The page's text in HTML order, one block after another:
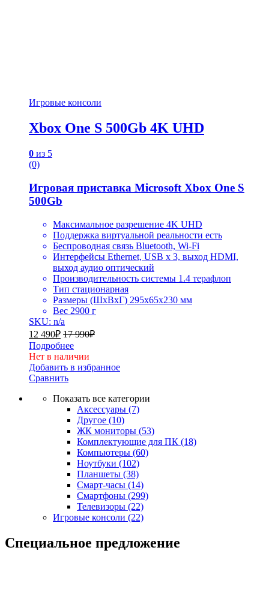
Игровые консоли
Xbox One S 500Gb 4K UHD
0 из 5
(0)
Игровая приставка Microsoft Xbox One S
500Gb
Максимальное разрешение 4K UHD
Поддержка виртуальной реальности есть
Беспроводная связь Bluetooth, Wi-Fi
Интерфейсы Ethernet, USB x 3, выход HDMI,
выход аудио оптический
Производительность системы 1.4 терафлоп
Тип стационарная
Размеры (ШxВxГ) 295x65x230 мм
Вес 2900 г
SKU: n/a
12 490₽ 17 990₽
Подробнее
Нет в наличии
Добавить в избранное
Сравнить
Показать все категории
Аксессуары (7)
Другое (10)
ЖК мониторы (53)
Комплектующие для ПК (18)
Компьютеры (60)
Ноутбуки (102)
Планшеты (38)
Смарт-часы (14)
Смартфоны (299)
Телевизоры (22)
Игровые консоли (22)
Специальное предложение